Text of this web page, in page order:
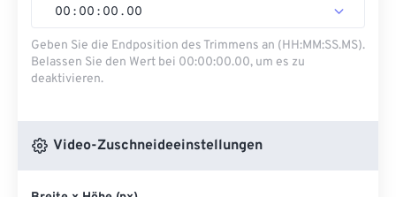
00 : 00 : 00 . 00
Geben Sie die Endposition des Trimmens an (HH:MM:SS.MS).
Belassen Sie den Wert bei 00:00:00.00, um es zu
deaktivieren.
Video-Zuschneideeinstellungen